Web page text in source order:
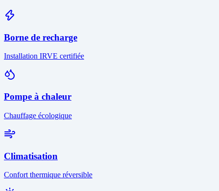
Borne de recharge
Installation IRVE certifiée
Pompe à chaleur
Chauffage écologique
Climatisation
Confort thermique réversible